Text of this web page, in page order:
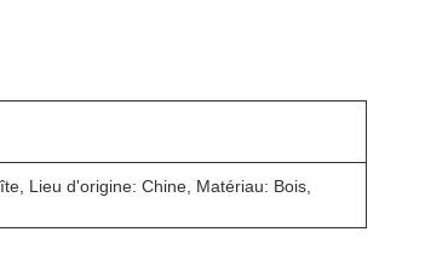
Lieu d'origine: Chine, Matériau: Bois,